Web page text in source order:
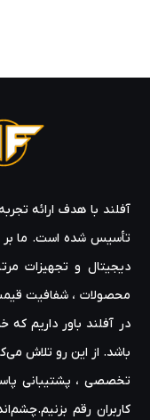
آفلند با هدف ارائه‌
تأسیس شده است. ما بر
دیجیتال و تجهیزات
محصولات ، شفافیت
در آفلند باور داریم که
باشد. از این رو تلاش
تخصصی ، پشتیبانی
کاربران رقم